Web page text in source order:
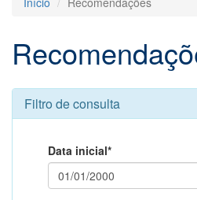
Filtro de consulta
Data inicial*